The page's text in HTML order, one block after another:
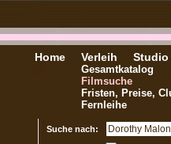
Home Verleih
Gesamtkatalog
Filmsuche
Fristen, Preise,
Fernleihe
Studio
Suche nach: